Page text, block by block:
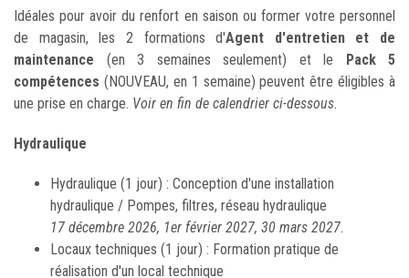
Idéales pour avoir du renfort en saison ou former votre personnel
de magasin, les 2 formations d'Agent d'entretien et de
maintenance (en 3 semaines seulement) et le Pack 5
compétences (NOUVEAU, en 1 semaine) peuvent être éligibles à
une prise en charge. Voir en fin de calendrier ci-dessous.
Hydraulique
Hydraulique (1 jour) : Conception d'une installation
hydraulique / Pompes, filtres, réseau hydraulique
17 décembre 2026, 1er février 2027, 30 mars 2027.
Locaux techniques (1 jour) : Formation pratique de
réalisation d'un local technique